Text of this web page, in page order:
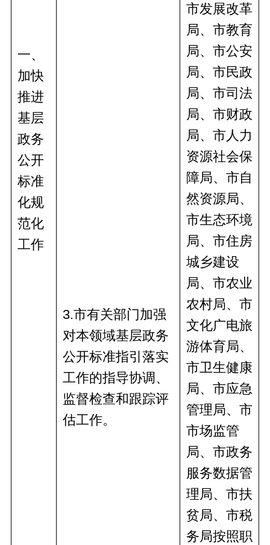
一、
加快
推进
基层
政务
公开
标准
化规
范化
工作
3.市有关部门加强
对本领域基层政务
公开标准指引落实
工作的指导协调、
监督检查和跟踪评
估工作。
市发展改革
局、 市教育
局、市公安
局、市民政
局、市司法
局、市财政
局、市人力
资源社会保
障局、市自
然资源局、
市生态环境
局、市住房
城乡建设
局、市农业
农村局、市
文化广电旅
游体育局、
市卫生健康
局、市应急
管理局、市
市场监管
局、市政务
服务数据管
理局、市扶
贫局、市税
务局按照职